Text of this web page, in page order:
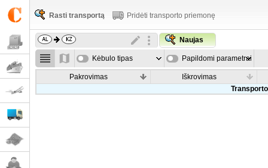
Rasti transportą Pridėti transporto priemonę
Naujas
Kėbulo tipas Papildomi parametrai
Pakrovimas
Iškrovimas